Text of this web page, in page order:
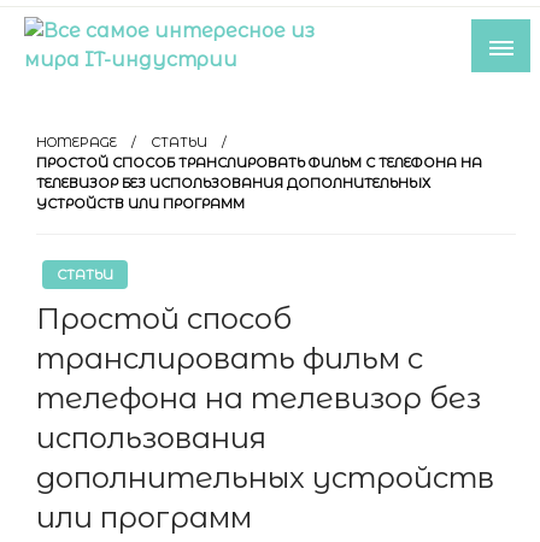
Skip
content
индустрии
HOMEPAGE
СТАТЬИ
ПРОСТОЙ СПОСОБ ТРАНСЛИРОВАТЬ ФИЛЬМ С ТЕЛЕФОНА НА
ТЕЛЕВИЗОР БЕЗ ИСПОЛЬЗОВАНИЯ ДОПОЛНИТЕЛЬНЫХ
УСТРОЙСТВ ИЛИ ПРОГРАММ
СТАТЬИ
Простой способ
транслировать фильм с
телефона на телевизор без
использования
дополнительных устройств
или программ